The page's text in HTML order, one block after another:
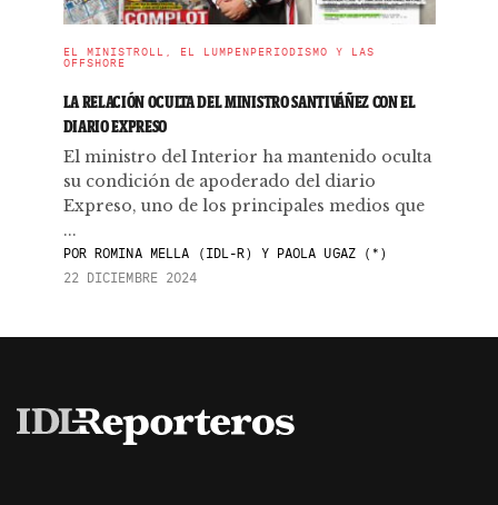
EL MINISTROLL, EL LUMPENPERIODISMO Y LAS
OFFSHORE
LA RELACIÓN OCULTA DEL MINISTRO SANTIVÁÑEZ CON EL
DIARIO EXPRESO
El ministro del Interior ha mantenido oculta
su condición de apoderado del diario
Expreso, uno de los principales medios que
...
PORROMINA MELLA (IDL-R) Y PAOLA UGAZ (*)
22 DICIEMBRE 2024